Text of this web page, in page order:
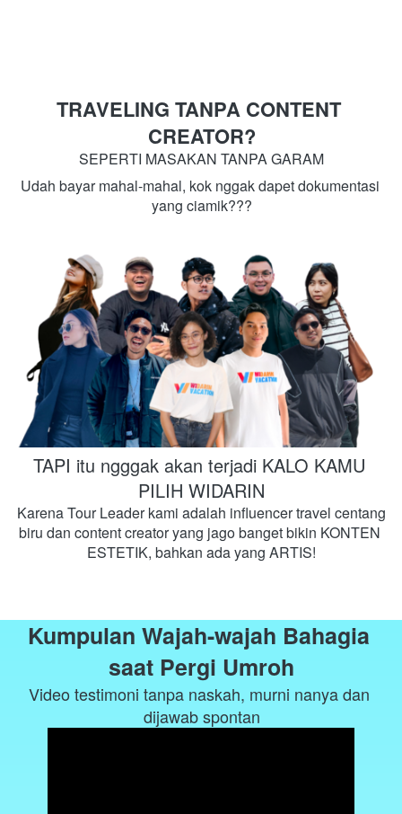
TRAVELING TANPA CONTENT
CREATOR?
SEPERTI MASAKAN TANPA GARAM
Udah bayar mahal-mahal, kok nggak dapet dokumentasi
yang ciamik???
TAPI itu ngggak akan terjadi KALO KAMU
PILIH WIDARIN
Karena Tour Leader kami adalah influencer travel centang
biru dan content creator yang jago banget bikin KONTEN
ESTETIK, bahkan ada yang ARTIS!
Kumpulan Wajah-wajah Bahagia
saat Pergi Umroh
Video testimoni tanpa naskah, murni nanya dan
dijawab spontan